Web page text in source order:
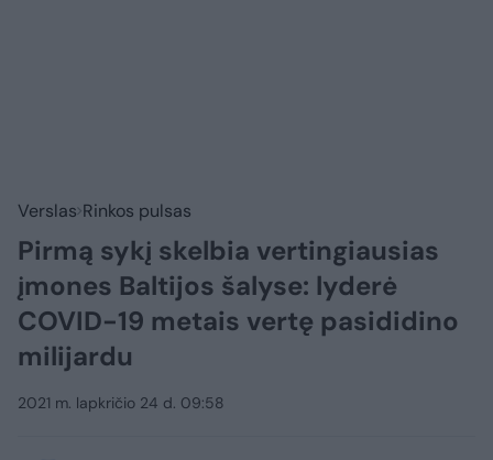
Verslas Rinkos pulsas
Pirmą sykį skelbia vertingiausias
įmones Baltijos šalyse: lyderė
COVID-19 metais vertę pasididino
milijardu
2021 m. lapkričio 24 d. 09:58